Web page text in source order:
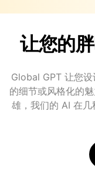
让您的
Global GPT 让您
的细节或风格化的
雄，我们的 AI 在几